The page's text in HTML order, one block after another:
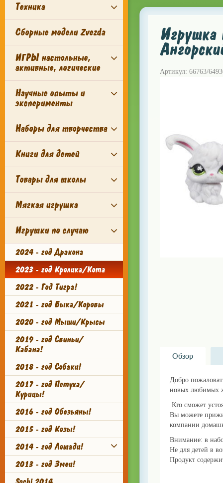
Техника
Сборные модели Zvezda
ИГРЫ настольные,
активные, логические
Научные опыты и
эксперименты
Наборы для творчества
Книги для детей
Товары для школы
Мягкая игрушка
Игрушки по случаю
2024 - год Дракона
2023 - год Кролика/Кота
2022 - Год Тигра!
2021 - год Быка/Коровы
2020 - год Мыши/Крысы
2019 - год Свиньи/
Кабана!
2018 - год Собаки!
2017 - год Петуха/
Курицы!
2016 - год Обезьяны!
2015 - год Козы!
2014 - год Лошади!
2013 - год Змеи!
Игрушка
Артикул: 66763/
Обзор
Добро
новых любимых
Кто сможет
Вы можете
компании
Внимание: в
Не для детей в
Продукт